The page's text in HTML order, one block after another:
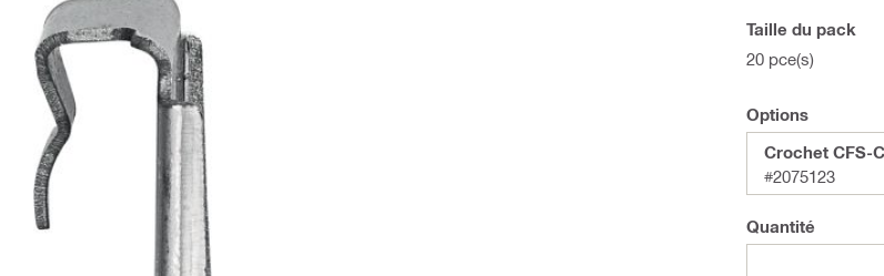
Taille du pack
20 pce(s)
Options
Crochet CFS-
#2075123
Quantité